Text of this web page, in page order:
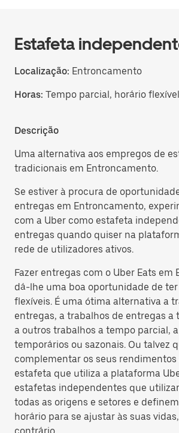
Estafeta
Localização: Entroncamento
Horas: Tempo parcial, horário flexível
Descrição
Uma alternativa aos empregos de
tradicionais em Entroncamento.
Se estiver à procura de
entregas em Entroncamento,
com a Uber como estafeta
entregas quando quiser na
rede de utilizadores ativos.
Fazer entregas com o Uber Eats em
dá-lhe uma boa oportunidade de
flexíveis. É uma ótima alternativa a
entregas, a trabalhos de entregas a
a outros trabalhos a tempo parcial,
temporários ou sazonais. Ou talvez
complementar os seus
estafeta que utiliza a plataforma
estafetas independentes que
todas as origens e setores e
horário para se ajustar às suas